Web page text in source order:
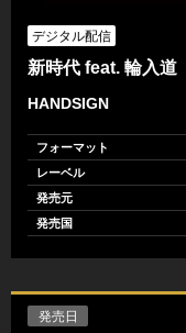
デジタル配信
新時代 feat. 輪入道
HANDSIGN
フォーマット
レーベル
発売元
発売国
発売日